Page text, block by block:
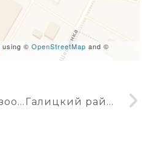
using © OpenStreetMap and ©
Львовский зооветеринарный институт, новый корпус Галицкий районный суд Львова